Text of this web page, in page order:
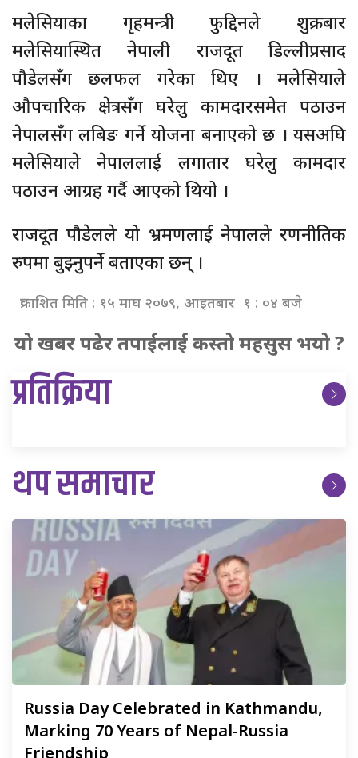
मलेसियाका गृहमन्त्री फुद्दिनले शुक्रबार
मलेसियास्थित नेपाली राजदूत डिल्लीप्रसाद
पौडेलसँग छलफल गरेका थिए । मलेसियाले
औपचारिक क्षेत्रसँग घरेलु कामदारसमेत पठाउन
नेपालसँग लबिङ गर्ने योजना बनाएको छ । यसअघि
मलेसियाले नेपाललाई लगातार घरेलु कामदार
पठाउन आग्रह गर्दै आएको थियो ।
राजदूत पौडेलले यो भ्रमणलाई नेपालले रणनीतिक
रुपमा बुझ्नुपर्ने बताएका छन् ।
प्रकाशित मिति : १५ माघ २०७९, आइतबार १ : ०४ बजे
यो खबर पढेर तपाईलाई कस्तो महसुस भयो ?
प्रतिक्रिया
थप समाचार
Russia Day Celebrated in Kathmandu,
Marking 70 Years of Nepal-Russia
Friendship